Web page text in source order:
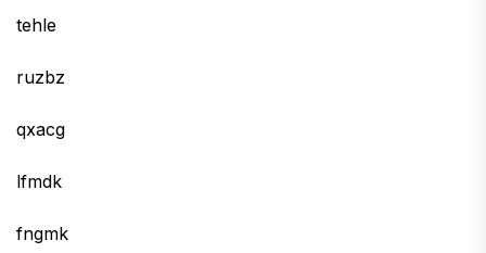
tehle
ruzbz
qxacg
lfmdk
fngmk